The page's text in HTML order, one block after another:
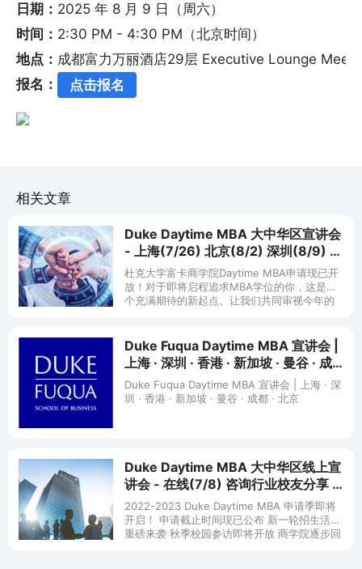
日期： 2025 年 8 月 9 日（周六）
时间： 2:30 PM - 4:30 PM（北京时间）
地点： 成都富力万丽酒店29层 Executive Lounge
报名：
点击报名
相关文章
Duke Daytime MBA 大中华区宣讲会
- 上海(7/26) 北京(8/2) 深圳(8/9) 成
都(8/11)
杜克大学富卡商学院Daytime MBA申请现已开
放！对于即将启程追求MBA学位的你，这是一
个充满期待的新起点。让我们共同审视今年的
Duke Fuqua Daytime MBA 宣讲会 |
上海 · 深圳 · 香港 · 新加坡 · 曼谷 · 成
都 · 北京
Duke Fuqua Daytime MBA 宣讲会 | 上海 · 深
圳 · 香港 · 新加坡 · 曼谷 · 成都 · 北京
Duke Daytime MBA 大中华区线上宣
讲会 - 在线(7/8) 咨询行业校友分享 -
在线(7/10)
2022-2023 Duke Daytime MBA 申请季即将
开启！ 申请截止时间现已公布 新一轮招生活动
重磅来袭 秋季校园参访即将开放 商学院逐步回